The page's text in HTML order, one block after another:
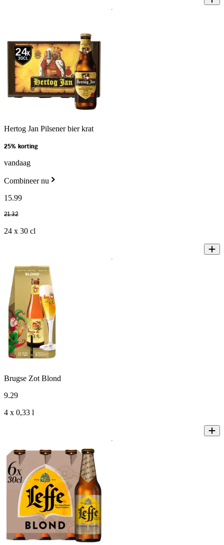
Hertog Jan Pilsener bier krat
25% korting
vandaag
Combineer nu
15.99
21.32
24 x 30 cl
Brugse Zot Blond
9.29
4 x 0,33 l